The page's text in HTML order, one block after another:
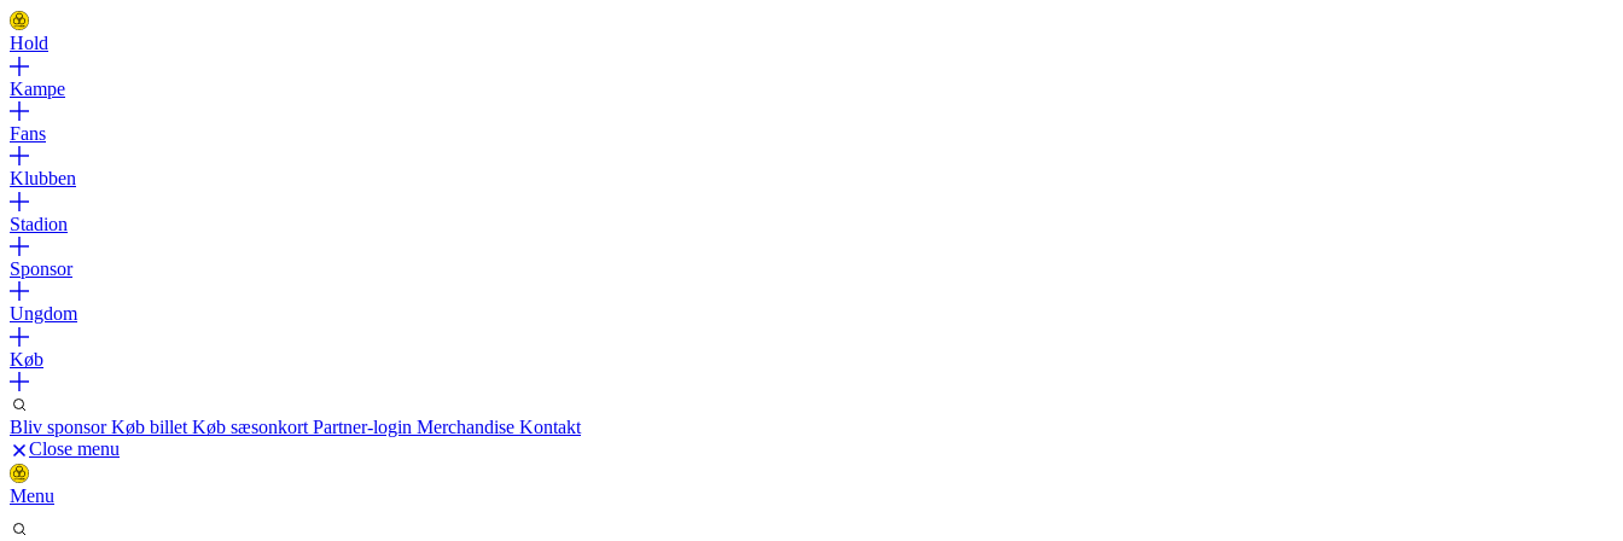
Hold
Kampe
Fans
Klubben
Stadion
Sponsor
Ungdom
Køb
Bliv sponsorKøb billet Køb sæsonkort Partner-login Merchandise Kontakt
Close menu
Menu